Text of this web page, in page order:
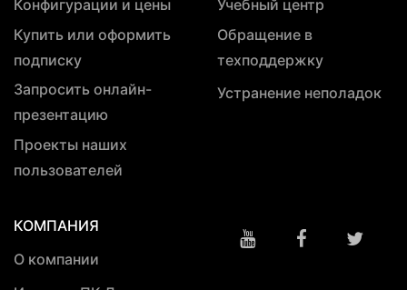
Конфигурации и цены
Купить или оформить
подписку
Запросить онлайн-
презентацию
Проекты наших
пользователей
Учебный центр
Обращение в
техподдержку
Устранение неполадок
КОМПАНИЯ
О компании